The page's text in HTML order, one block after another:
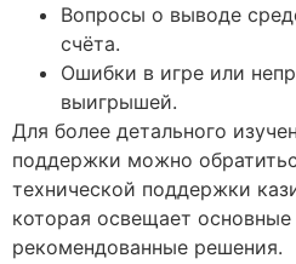
Вопросы о выводе
счёта.
Ошибки в игре или
выигрышей.
Для более детального
поддержки можно
технической поддержки
которая освещает
рекомендованные решения.